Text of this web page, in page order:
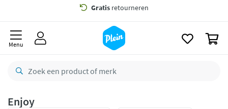
Gratisbezorging vanaf 35,- *
besteld,maandag
retourneren
Menu
Enjoy